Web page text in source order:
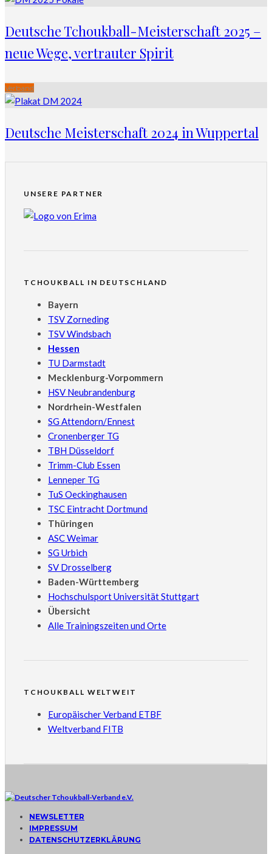
Deutsche Tchoukball-Meisterschaft 2025 –
neue Wege, vertrauter Spirit
Verband
Deutsche Meisterschaft 2024 in Wuppertal
UNSERE PARTNER
TCHOUKBALL IN DEUTSCHLAND
Bayern
TSV Zorneding
TSV Windsbach
Hessen
TU Darmstadt
Mecklenburg-Vorpommern
HSV Neubrandenburg
Nordrhein-Westfalen
SG Attendorn/Ennest
Cronenberger TG
TBH Düsseldorf
Trimm-Club Essen
Lenneper TG
TuS Oeckinghausen
TSC Eintracht Dortmund
Thüringen
ASC Weimar
SG Urbich
SV Drosselberg
Baden-Württemberg
Hochschulsport Universität Stuttgart
Übersicht
Alle Trainingszeiten und Orte
TCHOUKBALL WELTWEIT
Europäischer Verband ETBF
Weltverband FITB
NEWSLETTER
IMPRESSUM
DATENSCHUTZERKLÄRUNG